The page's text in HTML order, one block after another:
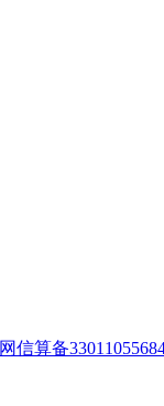
网信算备